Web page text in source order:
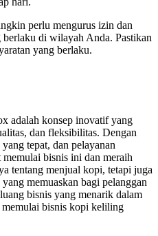
perlu mengurus izin dan
berlaku di wilayah Anda. Pastikan
yang berlaku.
adalah konsep inovatif yang
dan fleksibilitas. Dengan
tepat, dan pelayanan
bisnis ini dan meraih
tentang menjual kopi, tetapi juga
memuaskan bagi pelanggan
bisnis yang menarik dalam
bisnis kopi keliling